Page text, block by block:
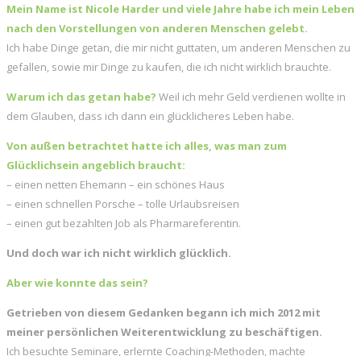
Mein Name ist Nicole Harder und viele Jahre habe ich mein Leben
nach den Vorstellungen von anderen Menschen gelebt.
Ich habe Dinge getan, die mir nicht guttaten, um anderen Menschen zu
gefallen, sowie mir Dinge zu kaufen, die ich nicht wirklich brauchte.
Warum ich das getan habe? Weil ich mehr Geld verdienen wollte in
dem Glauben, dass ich dann ein glücklicheres Leben habe.
Von außen betrachtet hatte ich alles, was man zum
Glücklichsein angeblich braucht:
– einen netten Ehemann – ein schönes Haus
– einen schnellen Porsche – tolle Urlaubsreisen
– einen gut bezahlten Job als Pharmareferentin.
Und doch war ich nicht wirklich glücklich.
Aber wie konnte das sein?
Getrieben von diesem Gedanken begann ich mich 2012 mit
meiner persönlichen Weiterentwicklung zu beschäftigen.
Ich besuchte Seminare, erlernte Coaching-Methoden, machte